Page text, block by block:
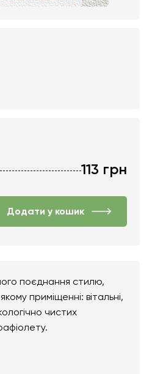
113 грн
Додати у кошик
поєднання стилю,
приміщенні: вітальні,
чистих